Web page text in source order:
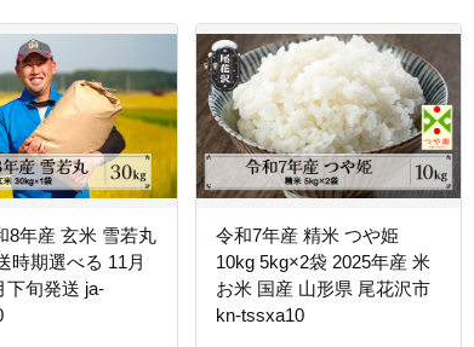
8年産 玄米 雪若丸
時期選べる 11月
下旬発送 ja-
令和7年産 精米 つや姫
10kg 5kg×2袋 2025年産 米
お米 国産 山形県 尾花沢市
kn-tssxa10